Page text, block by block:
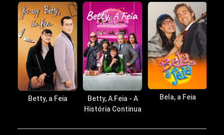
Betty, a Feia
Betty, A Feia - A
História Continua
Bela, a Feia